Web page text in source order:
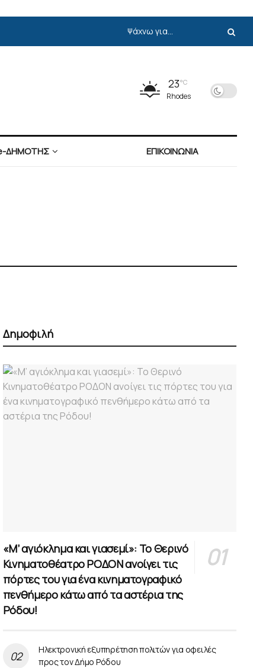
23°C
Rhodes
ΔΗΜΟΤΗΣ ΕΠΙΚΟΙΝΩΝΙΑ
Δημοφιλή
«Μ’ αγιόκλημα και γιασεμί»: Το Θερινό
Κινηματοθέατρο ΡΟΔΟΝ ανοίγει τις
πόρτες του για ένα κινηματογραφικό
πενθήμερο κάτω από τα αστέρια της
Ρόδου!
Ηλεκτρονική εξυπηρέτηση πολιτών για οφειλές
προς τον Δήμο Ρόδου